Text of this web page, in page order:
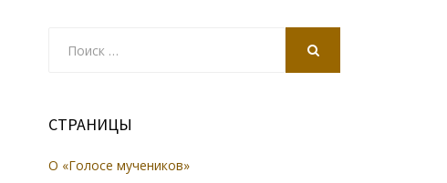
СТРАНИЦЫ
О «Голосе мучеников»